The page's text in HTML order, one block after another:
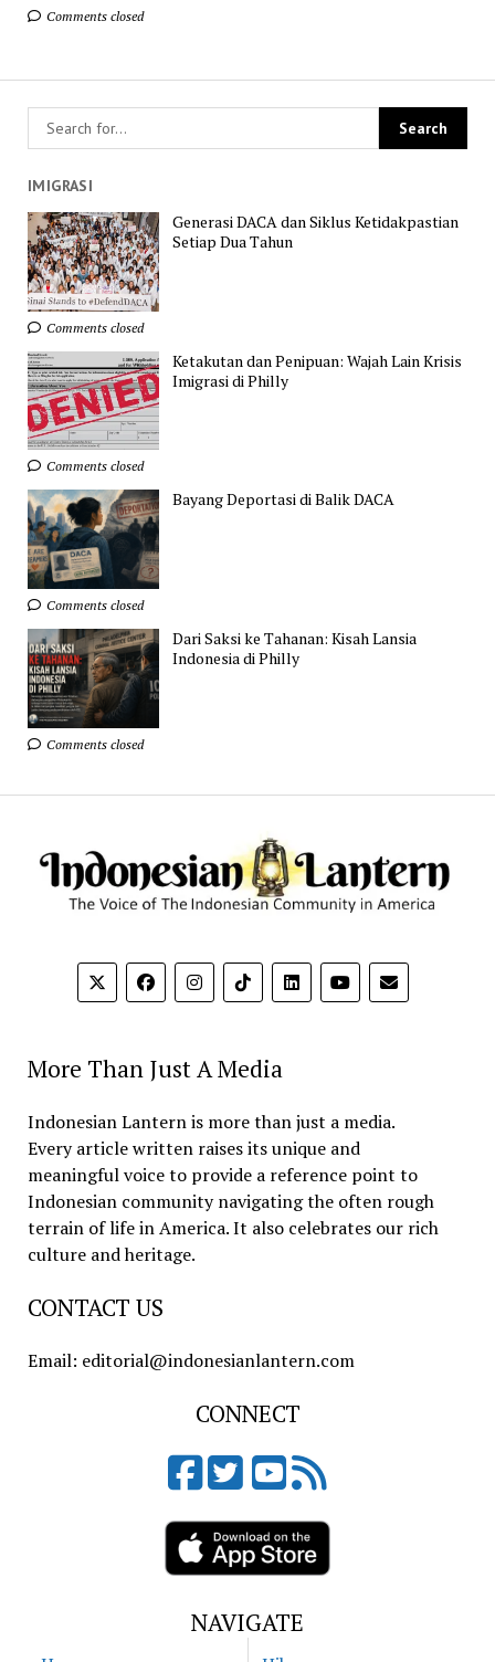
Comments closed
IMIGRASI
Generasi DACA dan Siklus Ketidakpastian
Setiap Dua Tahun
Comments closed
Ketakutan dan Penipuan: Wajah Lain Krisis
Imigrasi di Philly
Comments closed
Bayang Deportasi di Balik DACA
Comments closed
Dari Saksi ke Tahanan: Kisah Lansia
Indonesia di Philly
Comments closed
More Than Just A Media
Indonesian Lantern is more than just a media.
Every article written raises its unique and
meaningful voice to provide a reference point to
Indonesian community navigating the often rough
terrain of life in America. It also celebrates our rich
culture and heritage.
CONTACT US
Email: editorial@indonesianlantern.com
CONNECT
NAVIGATE